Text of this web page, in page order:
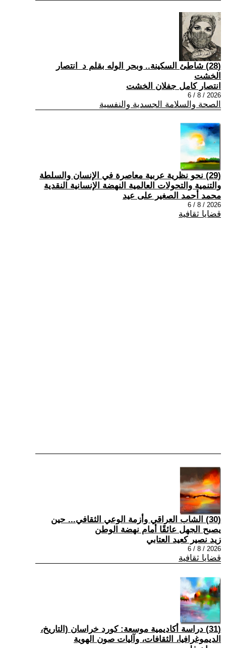
(28) شاطئ السكينة.. وبحر الوله بقلم د_انتصار
الخشت
انتصار كامل جفلان الخشت
2026 / 8 / 6
الصحة والسلامة الجسدية والنفسية
(29) نحو نظرية عربية معاصرة في الإنسان والسلطة
والتنمية والتحولات العالمية النهضة الإنسانية النقدية
محمد أحمد الصغير على عيد
2026 / 8 / 6
قضايا ثقافية
(30) الشاب العراقي وأزمة الوعي الثقافي... حين
يصبح الجهل عائقًا أمام نهضة الوطن
زيد نصير كعيد العتابي
2026 / 8 / 6
قضايا ثقافية
(31) دراسة أكاديمية موسعة: كورد خراسان (التاريخ،
الديموغرافيا، الثقافات، وآليات صون الهوية